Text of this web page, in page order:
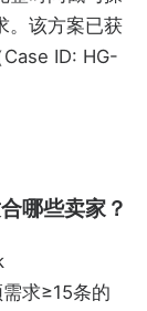
。该方案已获
ID: HG-
哪些卖家？
求≥15条的